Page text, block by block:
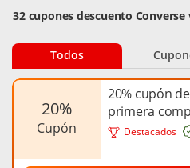
32 cupones descuento
Todos
Destacados
20%
cupón
20% cupón
primera